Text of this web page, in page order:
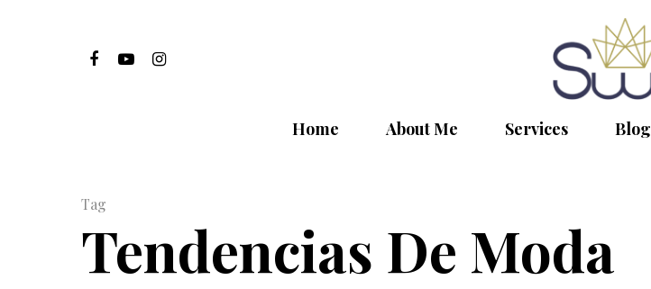
Hit enter to search or ESC to close
Home About Me Services Blog
Tag
Tendencias De Moda